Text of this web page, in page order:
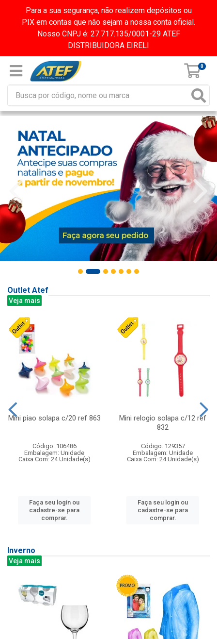
Para a sua segurança, não realizem depósitos ou
PIX em contas que não sejam a nossa conta oficial.
Nosso CNPJ é: 27.717.135/0001-29 ATEF
DISTRIBUIDORA EIRELI
0
Outlet Atef
Veja mais
Mini piao solapa c/20 ref 863
Código: 106486
Embalagem: Unidade
Caixa Com: 24 Unidade(s)
Faça seu login ou
cadastre-se para
comprar.
Mini relogio solapa c/12 ref
832
Código: 129357
Embalagem: Unidade
Caixa Com: 24 Unidade(s)
Faça seu login ou
cadastre-se para
comprar.
Inverno
Veja mais